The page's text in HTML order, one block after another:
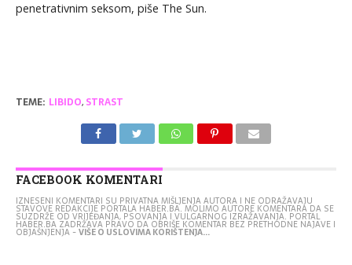
penetrativnim seksom, piše The Sun.
TEME: LIBIDO, STRAST
FACEBOOK KOMENTARI
IZNESENI KOMENTARI SU PRIVATNA MIŠLJENJA AUTORA I NE ODRAŽAVAJU
STAVOVE REDAKCIJE PORTALA HABER.BA. MOLIMO AUTORE KOMENTARA DA SE
SUZDRŽE OD VRIJEĐANJA, PSOVANJA I VULGARNOG IZRAŽAVANJA. PORTAL
HABER.BA ZADRŽAVA PRAVO DA OBRIŠE KOMENTAR BEZ PRETHODNE NAJAVE I
OBJAŠNJENJA -VIŠE O USLOVIMA KORIŠTENJA...